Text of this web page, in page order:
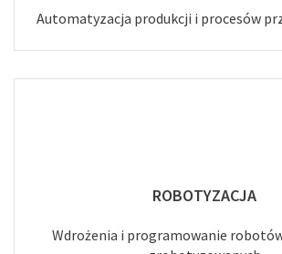
Automatyzacja produkcji i procesów
ROBOTYZACJA
Wdrożenia i programowanie